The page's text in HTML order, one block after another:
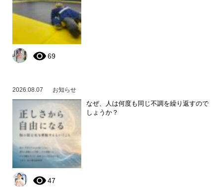
69
2026.08.07 お知らせ
なぜ、人は何度も同じ不調を繰り返すので
しょうか？
47